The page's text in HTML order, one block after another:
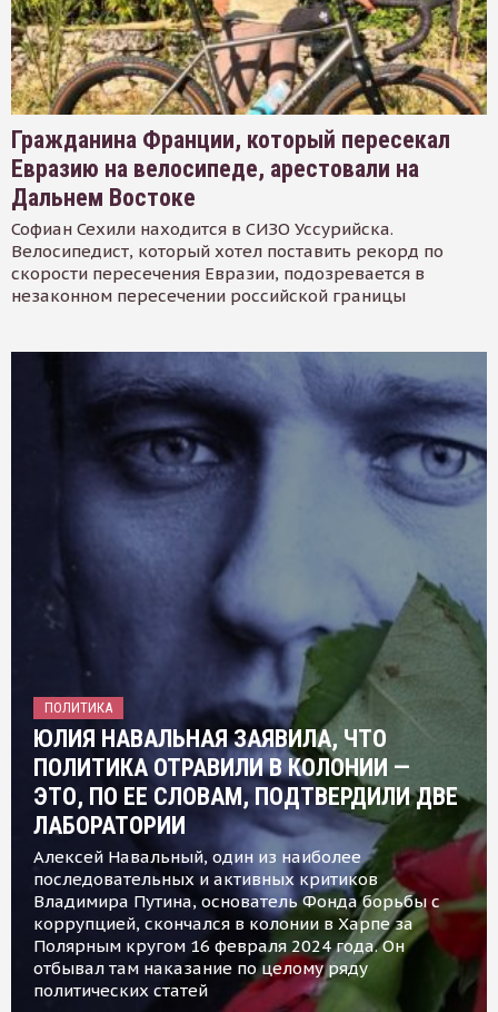
Гражданина Франции, который пересекал
Евразию на велосипеде, арестовали на
Дальнем Востоке
Софиан Сехили находится в СИЗО Уссурийска.
Велосипедист, который хотел поставить рекорд по
скорости пересечения Евразии, подозревается в
незаконном пересечении российской границы
ПОЛИТИКА
ЮЛИЯ НАВАЛЬНАЯ ЗАЯВИЛА, ЧТО
ПОЛИТИКА ОТРАВИЛИ В КОЛОНИИ —
ЭТО, ПО ЕЕ СЛОВАМ, ПОДТВЕРДИЛИ ДВЕ
ЛАБОРАТОРИИ
Алексей Навальный, один из наиболее
последовательных и активных критиков
Владимира Путина, основатель Фонда борьбы с
коррупцией, скончался в колонии в Харпе за
Полярным кругом 16 февраля 2024 года. Он
отбывал там наказание по целому ряду
политических статей